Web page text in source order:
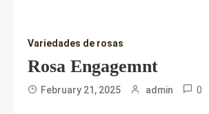
Variedades de rosas
Rosa Engagemnt
February 21, 2025 admin 0